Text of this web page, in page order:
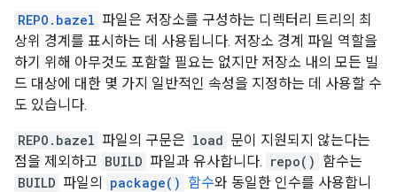
REPO.bazel 파일은 저장소를 구성하는 디렉터리 트리의 최
상위 경계를 표시하는 데 사용됩니다. 저장소 경계 파일 역할을
하기 위해 아무것도 포함할 필요는 없지만 저장소 내의 모든 빌
드 대상에 대한 몇 가지 일반적인 속성을 지정하는 데 사용할 수
도 있습니다.
REPO.bazel 파일의 구문은 load 문이 지원되지 않는다는
점을 제외하고 BUILD 파일과 유사합니다. repo() 함수는
BUILD 파일의 package() 함수와 동일한 인수를 사용합니